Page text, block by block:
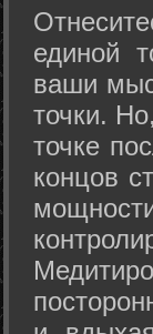
единой
ваши
точки.
точке
концов